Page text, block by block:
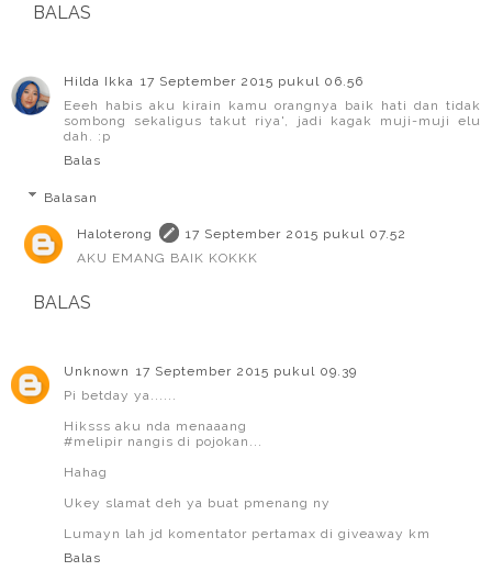
BALAS
Hilda Ikka 17 September 2015 pukul 06.56
Eeeh habis aku kirain kamu orangnya baik hati dan tidak
sombong sekaligus takut riya', jadi kagak muji-muji elu
dah. :p
Balas
Balasan
Haloterong
17 September 2015 pukul 07.52
AKU EMANG BAIK KOKKK
BALAS
Unknown 17 September 2015 pukul 09.39
Pi betday ya......
Hiksss aku nda menaaang
#melipir nangis di pojokan...
Hahag
Ukey slamat deh ya buat pmenang ny
Lumayn lah jd komentator pertamax di giveaway km
Balas